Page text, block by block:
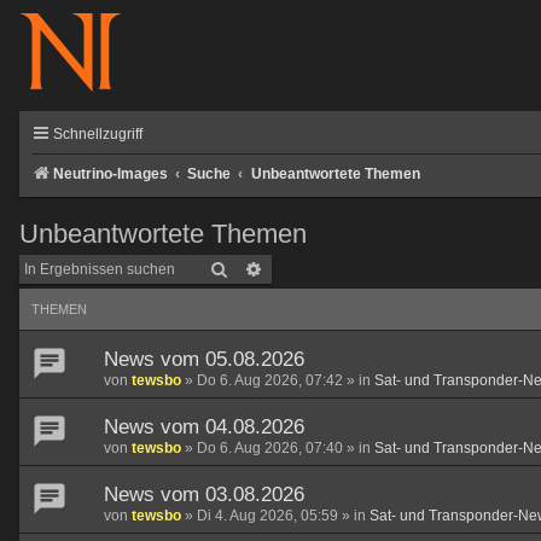
Schnellzugriff
Neutrino-Images Suche Unbeantwortete Themen
Unbeantwortete Themen
Suche
THEMEN
News vom 05.08.2026
von tewsbo » Do 6. Aug 2026, 07:42 » in Sat- und Transponder-
News vom 04.08.2026
von tewsbo » Do 6. Aug 2026, 07:40 » in Sat- und Transponder-
News vom 03.08.2026
von tewsbo » Di 4. Aug 2026, 05:59 » in Sat- und Transponder-